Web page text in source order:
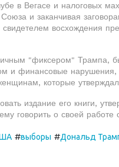
в Вегасе и налоговых
и заканчивая
восхождения
"фиксером" Трампа,
и финансовые
которые
издание его книги,
говорить о своей
#выборы #Дональд